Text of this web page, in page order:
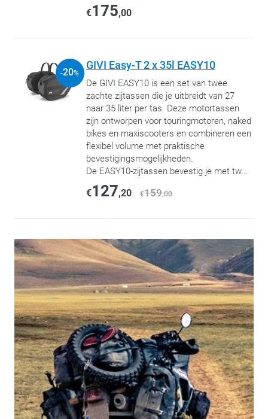
€175,00
-20%
GIVI Easy-T 2 x 35l EASY10
De GIVI EASY10 is een set van twee
zachte zijtassen die je uitbreidt van 27
naar 35 liter per tas. Deze motortassen
zijn ontworpen voor touringmotoren, naked
bikes en maxiscooters en combineren een
flexibel volume met praktische
bevestigingsmogelijkheden.
De EASY10-zijtassen bevestig je met tw...
€127,20 €159,00